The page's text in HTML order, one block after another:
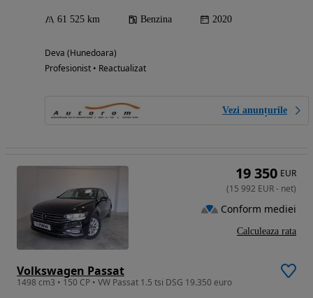
61 525 km Benzina 2020
Deva (Hunedoara)
Profesionist • Reactualizat
Vezi anunțurile
Volkswagen Passat
1498 cm3 • 150 CP • VW Passat 1.5 tsi DSG 19.350 euro
19 350 EUR
(15 992 EUR- net)
Conform mediei
Calculeaza rata